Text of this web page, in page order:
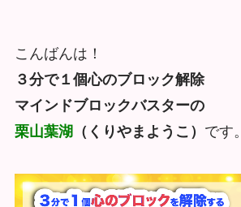
こんばんは！
３分で１個心のブロック解除
マインドブロックバスターの
栗山葉湖 （くりやまようこ） です。